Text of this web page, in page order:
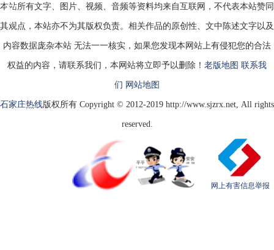
车”，
新
本站所有文字、图片、视频、音频等资料均来自互联网，不代表本站赞同
其观点，本站亦不为其版权负责。相关作品的原创性、文中陈述文字以及
内容数据庞杂本站 无法一一核实，如果您发现本网站上有侵犯您的合法
权益的内容，请联系我们，本网站将立即予以删除！ 老版地图 联系我
们 网站地图
石家庄热线版权所有 Copyright © 2012-2019 http://www.sjzrx.net, All rights
reserved.
网上有害信息举报